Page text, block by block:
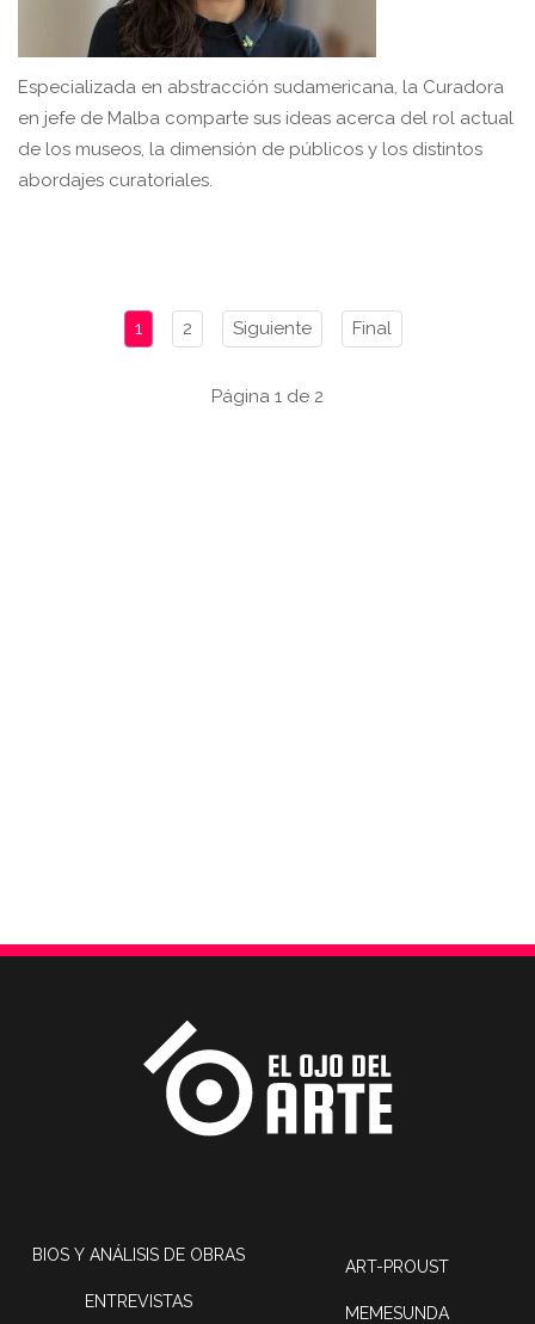
Especializada en abstracción sudamericana, la Curadora
en jefe de Malba comparte sus ideas acerca del rol actual
de los museos, la dimensión de públicos y los distintos
abordajes curatoriales.
1 2 Siguiente Final
Página 1 de 2
BIOS Y ANÁLISIS DE OBRAS
ENTREVISTAS
ART-PROUST
MEMESUNDA